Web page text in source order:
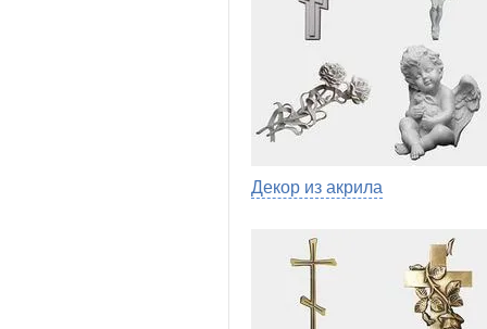
Декор из акрила